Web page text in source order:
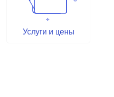
Услуги и цены